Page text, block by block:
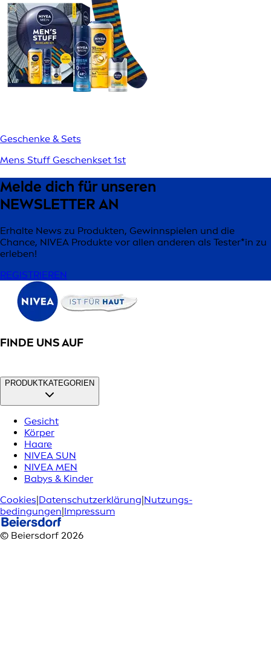
Geschenke & Sets
Mens Stuff Geschenkset 1st
Melde dich für unseren
NEWSLETTER AN
Erhalte News zu Produkten, Gewinnspielen und die
Chance, NIVEA Produkte vor allen anderen als Tester*in zu
erleben!
REGISTRIEREN
FINDE UNS AUF
PRODUKTKATEGORIEN
Gesicht
Körper
Haare
NIVEA SUN
NIVEA MEN
Babys & Kinder
Cookies Datenschutzerklärung Nutzungs­
bedingungen Impressum
© Beiersdorf 2026